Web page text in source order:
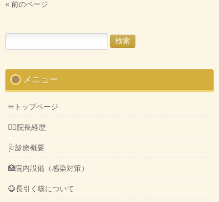
« 前のページ
索:
メニュー
✳️トップページ
👨‍⚕️院長経歴
🩺診療概要
🏥院内設備（感染対策）
😷長引く咳について